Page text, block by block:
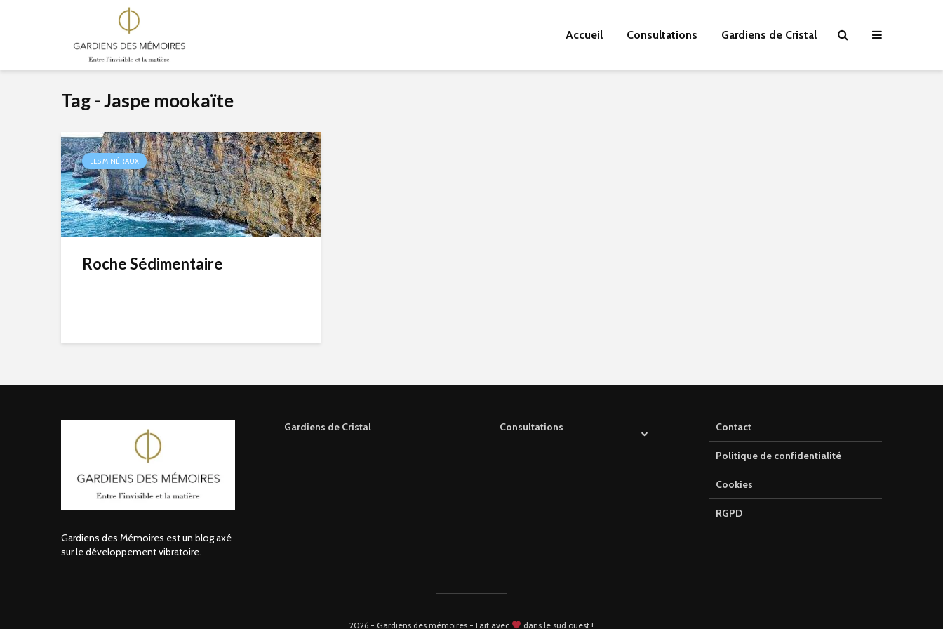
Accueil Consultations Gardiens de Cristal
Tag - Jaspe mookaïte
LES MINÉRAUX
Roche Sédimentaire
Gardiens des Mémoires est un blog axé
sur le développement vibratoire.
Gardiens de Cristal Consultations Contact
Politique de confidentialité
Cookies
RGPD
2026 - Gardiens des mémoires - Fait avec dans le sud ouest !